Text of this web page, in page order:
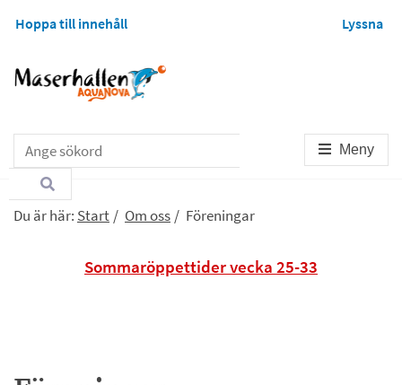
Hoppa till innehåll Lyssna
Meny
Du är här: Start / Om oss / Föreningar
Sommaröppettider vecka 25-33